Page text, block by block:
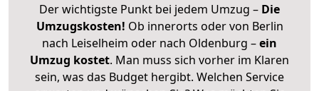
Der wichtigste Punkt bei jedem Umzug – Die
Umzugskosten! Ob innerorts oder von Berlin
nach Leiselheim oder nach Oldenburg –ein
Umzug kostet. Man muss sich vorher im Klaren
sein, was das Budget hergibt. Welchen Service